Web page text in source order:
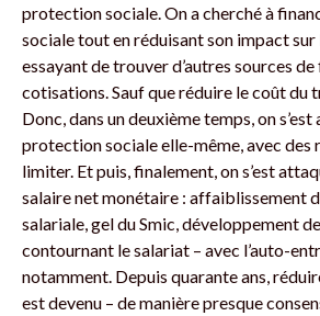
protection sociale. On a cherché à
sociale tout en réduisant son impact
essayant de trouver d’autres sources
cotisations. Sauf que réduire le coût du
Donc, dans un deuxième temps, on
protection sociale elle-même, avec des
limiter. Et puis, finalement, on s’est
salaire net monétaire : affaiblissement
salariale, gel du Smic, développement
contournant le salariat – avec l’auto-
notamment. Depuis quarante ans,
est devenu – de manière presque